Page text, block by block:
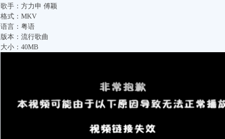
歌手：方力申 傅颖
格式：MKV
语言：粤语
版本：流行歌曲
大小：40MB